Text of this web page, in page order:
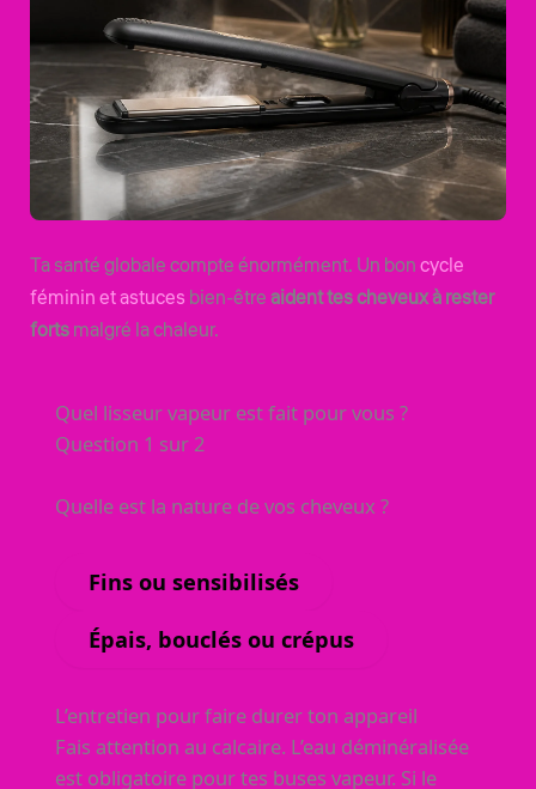
Ta santé globale compte énormément. Un boncycle
féminin et astuces bien-êtreaident tes cheveux à rester
fortsmalgré la chaleur.
Quel lisseur vapeur est fait pour vous ?
Question 1 sur 2
Quelle est la nature de vos cheveux ?
Fins ou sensibilisés
Épais, bouclés ou crépus
L’entretien pour faire durer ton appareil
Fais attention au calcaire. L’eau déminéralisée
est obligatoire pour tes buses vapeur. Si le